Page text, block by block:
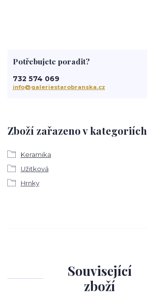
Zboží zařazeno v kategoriích
Keramika
Užitková
Hrnky
Potřebujete poradit?
732 574 069
info@galeriestarobranska.cz
Související
zboží